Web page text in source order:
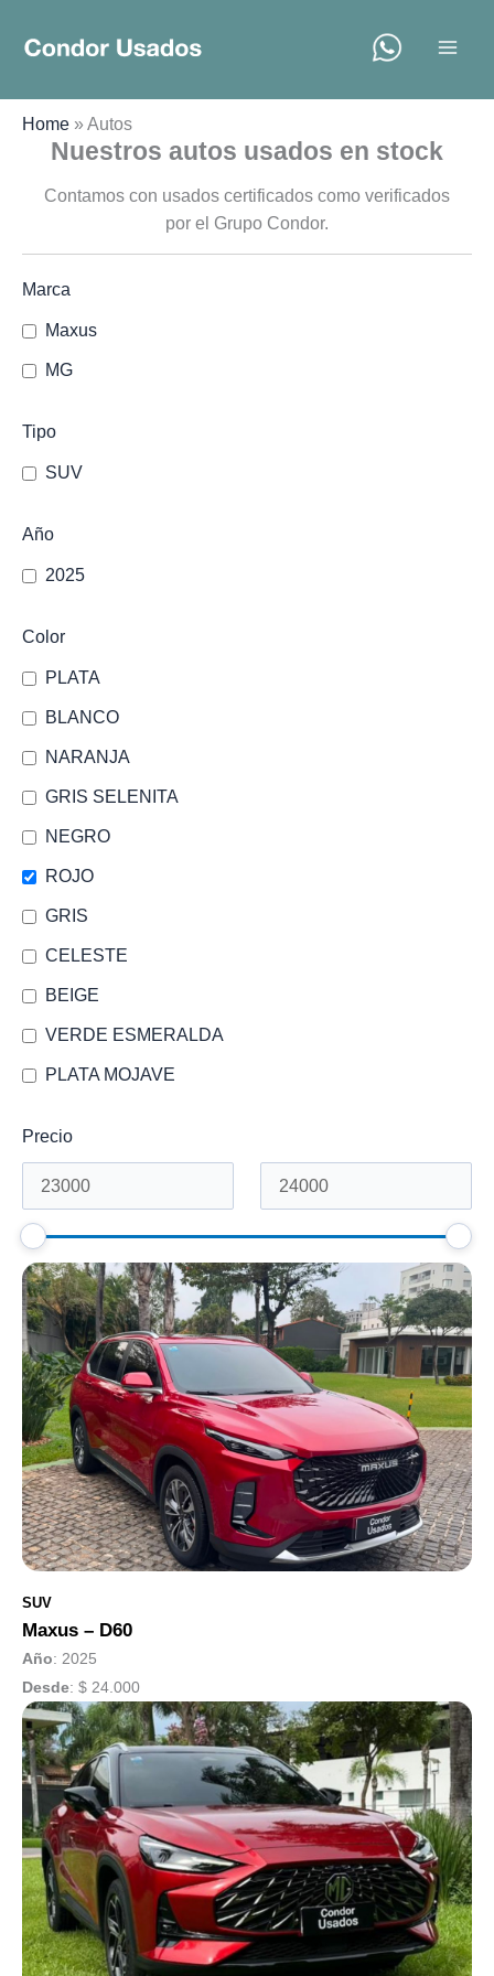
Home »Autos
Nuestros autos usados en stock
Contamos con usados certificados como verificados
por el Grupo Condor.
Marca
Maxus
MG
Tipo
SUV
Año
2025
Color
PLATA
BLANCO
NARANJA
GRIS SELENITA
NEGRO
ROJO
GRIS
CELESTE
BEIGE
VERDE ESMERALDA
PLATA MOJAVE
Precio
SUV
Maxus – D60
Año: 2025
Desde: $ 24.000